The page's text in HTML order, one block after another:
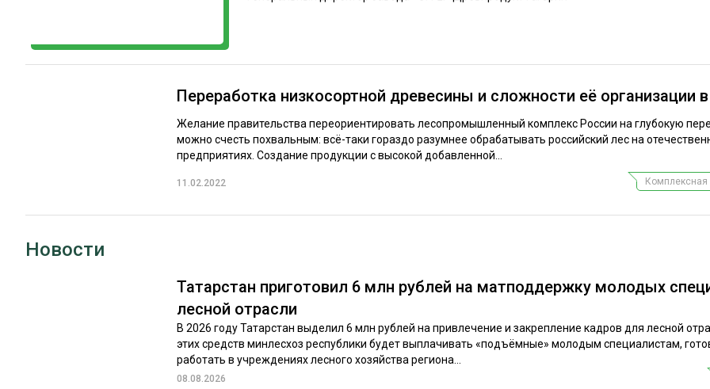
ЭКСПЕРТНОЕ МНЕНИЕ
КАЛЕНДАРЬ ВЫСТАВОК
Переработка низкосортной древесины и сложности её организации
Желание правительства переориентировать лесопромышленный комплекс России на глубокую
можно счесть похвальным: всё-таки гораздо разумнее обрабатывать российский лес на
предприятиях. Создание продукции с высокой добавленной...
11.02.2022 Комплексная
Новости
Татарстан приготовил 6 млн рублей на матподдержку молодых
лесной отрасли
В 2026 году Татарстан выделил 6 млн рублей на привлечение и закрепление кадров для лесной
этих средств минлесхоз республики будет выплачивать «подъёмные» молодым специалистам,
работать в учреждениях лесного хозяйства региона...
08.08.2026